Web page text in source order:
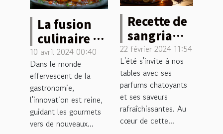
La fusion
culinaire :
Découverte
de recettes
innovantes
mélangeant
tradition et
exotisme
10 avril 2024 00:40
Dans le monde
effervescent de la
gastronomie,
l'innovation est reine,
guidant les gourmets
vers de nouveaux...
Recette de
sangria
estivale
avec un
twist
provençal
22 février 2024 11:54
L'été s'invite à nos
tables avec ses
parfums chatoyants
et ses saveurs
rafraîchissantes. Au
cœur de cette...